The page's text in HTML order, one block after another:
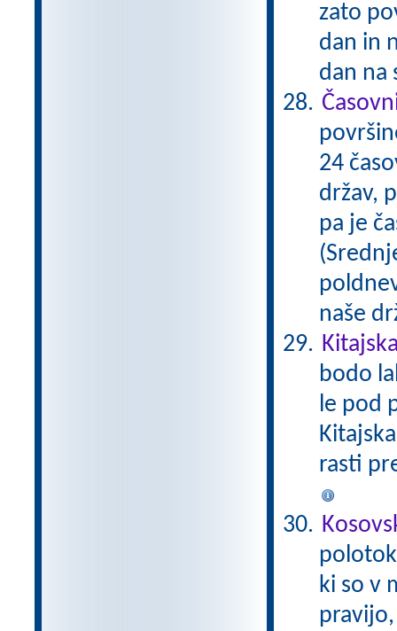
zato
dan in
dan na
24
držav,
pa je
naše
bodo
le pod
rasti
ki so v